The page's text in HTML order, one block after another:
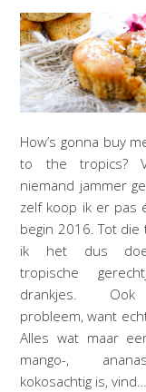
How’s gonna buy
to the tropics?
niemand jammer
zelf koop ik er pas
begin 2016. Tot die
ik het dus
tropische
drankjes.
probleem, want
Alles wat maar
mango-,
kokosachtig is, vind…